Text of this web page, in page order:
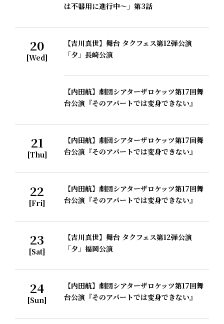
は不器用に進行中～」第3話
20
[Wed]
【吉川真世】舞台 タクフェス第12弾公演
「夕」長崎公演
【内田航】劇団シアターザロケッツ第17回舞
台公演『そのアパートでは変身できない』
21
[Thu]
【内田航】劇団シアターザロケッツ第17回舞
台公演『そのアパートでは変身できない』
22
[Fri]
【内田航】劇団シアターザロケッツ第17回舞
台公演『そのアパートでは変身できない』
23
[Sat]
【吉川真世】舞台 タクフェス第12弾公演
「夕」福岡公演
24
[Sun]
【内田航】劇団シアターザロケッツ第17回舞
台公演『そのアパートでは変身できない』